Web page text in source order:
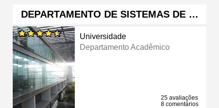
DEPARTAMENTO DE SISTEMAS DE …
Universidade
Departamento Acadêmico
25 avaliações
8 comentários